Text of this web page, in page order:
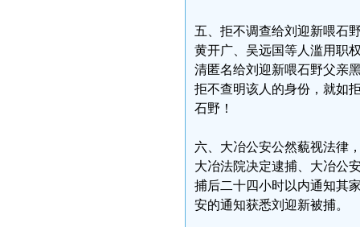
五、拒不调查给刘迎新喂石
黄开广、吴远国等人滥用职
清匿名给刘迎新喂石野父亲
拒不查明该人的身份，就如
石野！
六、大冶公安公然藐视法律
大冶法院决定逮捕、大冶公
捕后二十四小时以内通知其
安的通知获悉刘迎新被捕。